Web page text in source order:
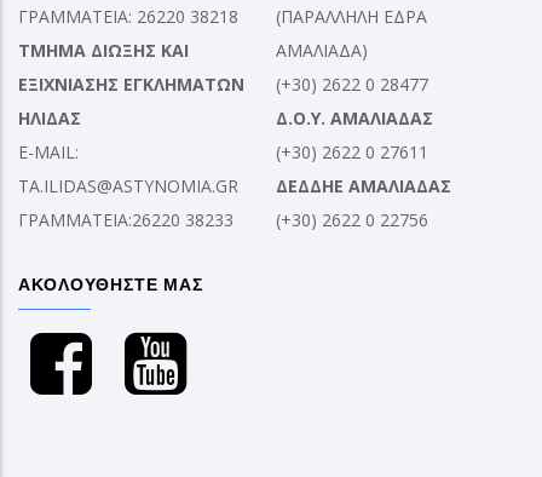
ΓΡΑΜΜΑΤΕΙΑ: 26220 38218
ΤΜΗΜΑ ΔΙΩΞΗΣ ΚΑΙ
ΕΞΙΧΝΙΑΣΗΣ ΕΓΚΛΗΜΑΤΩΝ
ΗΛΙΔΑΣ
E-MAIL:
TA.ILIDAS@ASTYNOMIA.GR
ΓΡΑΜΜΑΤΕΙΑ:26220 38233
(ΠΑΡΑΛΛΗΛΗ ΕΔΡΑ
ΑΜΑΛΙΑΔΑ)
(+30) 2622 0 28477
Δ.Ο.Υ. ΑΜΑΛΙΑΔΑΣ
(+30) 2622 0 27611
ΔΕΔΔΗΕ ΑΜΑΛΙΑΔΑΣ
(+30) 2622 0 22756
ΑΚΟΛΟΥΘΗΣΤΕ ΜΑΣ